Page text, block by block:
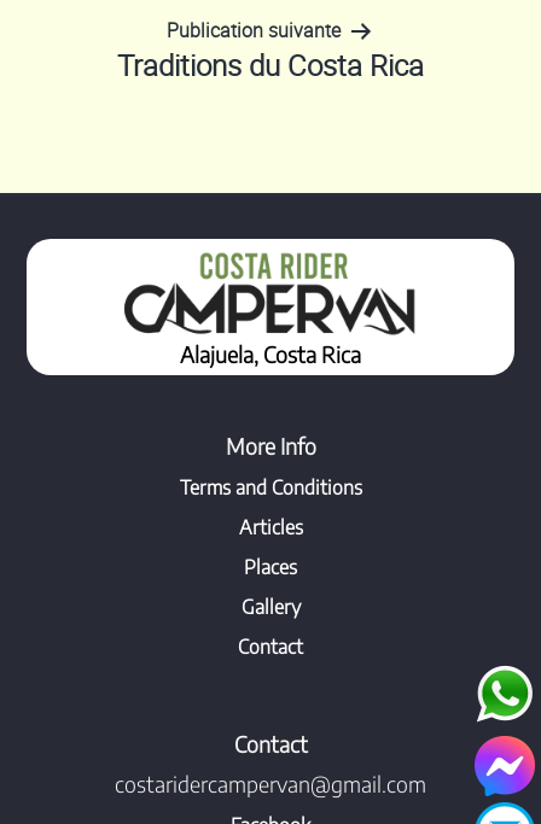
Publication suivante
Traditions du Costa Rica
Alajuela, Costa Rica
More Info
Terms and Conditions
Articles
Places
Gallery
Contact
Contact
costaridercampervan@gmail.com